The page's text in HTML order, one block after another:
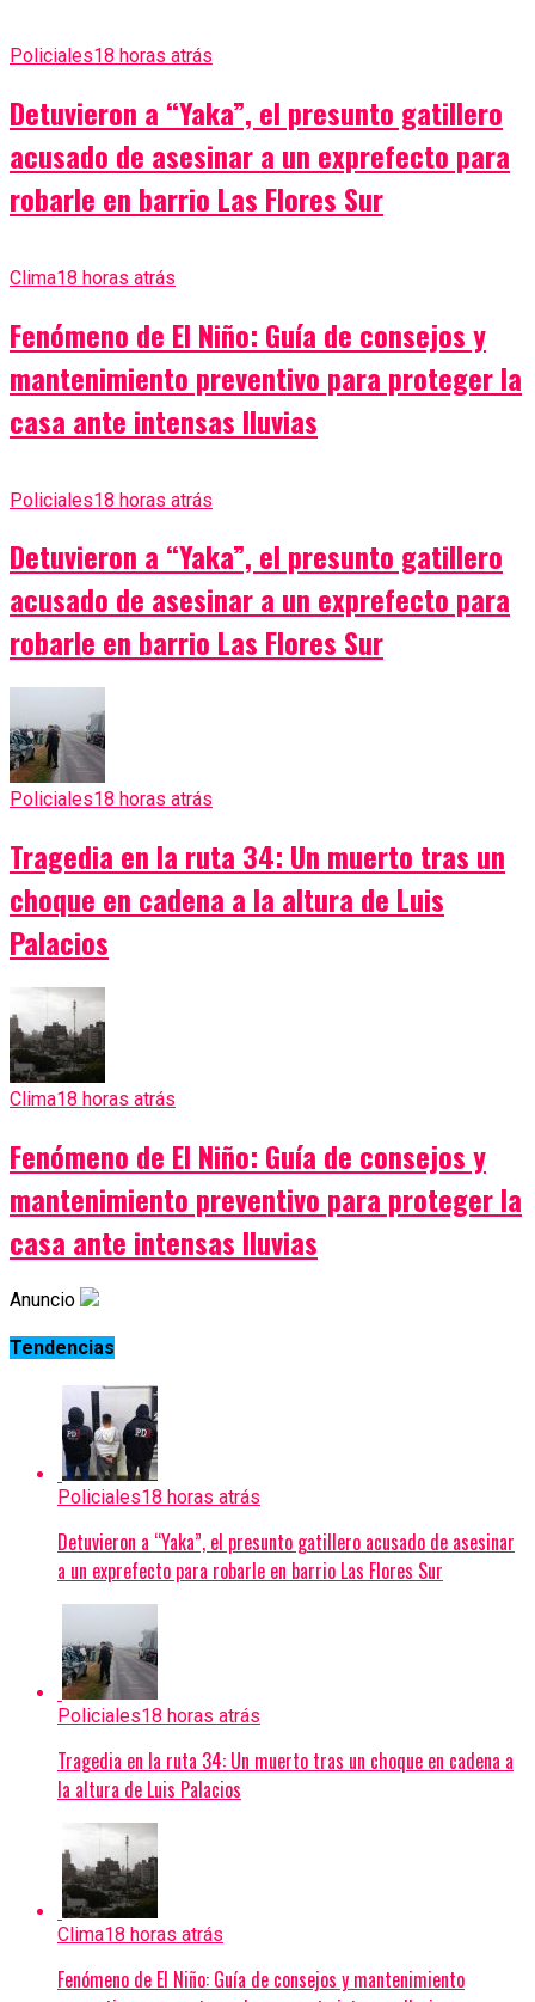
Policiales18 horas atrás
Detuvieron a “Yaka”, el presunto gatillero
acusado de asesinar a un exprefecto para
robarle en barrio Las Flores Sur
Clima18 horas atrás
Fenómeno de El Niño: Guía de consejos y
mantenimiento preventivo para proteger la
casa ante intensas lluvias
Policiales18 horas atrás
Detuvieron a “Yaka”, el presunto gatillero
acusado de asesinar a un exprefecto para
robarle en barrio Las Flores Sur
Policiales18 horas atrás
Tragedia en la ruta 34: Un muerto tras un
choque en cadena a la altura de Luis
Palacios
Clima18 horas atrás
Fenómeno de El Niño: Guía de consejos y
mantenimiento preventivo para proteger la
casa ante intensas lluvias
Anuncio
Tendencias
Policiales18 horas atrás
Detuvieron a “Yaka”, el presunto gatillero acusado de asesinar
a un exprefecto para robarle en barrio Las Flores Sur
Policiales18 horas atrás
Tragedia en la ruta 34: Un muerto tras un choque en cadena a
la altura de Luis Palacios
Clima18 horas atrás
Fenómeno de El Niño: Guía de consejos y mantenimiento